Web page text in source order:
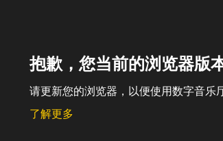
抱歉，您当前的浏览器版
请更新您的浏览器，以便使用数字音乐
了解更多